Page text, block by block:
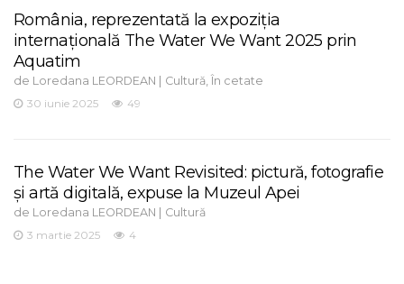
România, reprezentată la expoziția
internațională The Water We Want 2025 prin
Aquatim
de Loredana LEORDEAN | Cultură În cetate
30 iunie 2025
49
The Water We Want Revisited: pictură, fotografie
și artă digitală, expuse la Muzeul Apei
de Loredana LEORDEAN | Cultură
3 martie 2025
4